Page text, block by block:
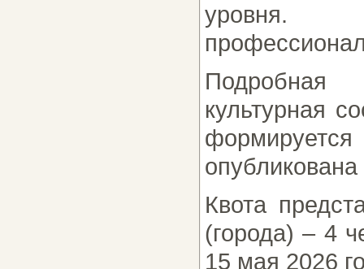
уровня.
Подробная
культурная
Квота
(города) – 4
15 мая 2026